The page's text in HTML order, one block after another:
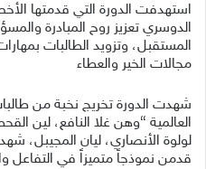
استهدفت الدورة التي قدمتها
الدوسري تعزيز روح المبادرة
المستقبل، وتزويد الطالبات
مجالات الخير والعطاء
شهدت الدورة تخريج نخبة من
العالمية “وهن غلا النافع، لين
لولوة الأنصاري، ليان المجيبل،
قدمن نموذجاً متميزاً في التفاعل